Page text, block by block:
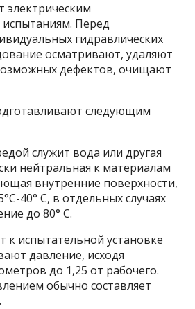
электрическим
Перед
гидравлических
осматривают, удаляют
дефектов, очищают
следующим
служит вода или другая
нейтральная к материалам
внутренние поверхности,
40° С, в отдельных случаях
до 80° С.
к испытательной установке
давление, исходя
до 1,25 от рабочего.
обычно составляет